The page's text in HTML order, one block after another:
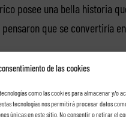
de las cookies
como las cookies para almacenar y/o
tecnologías nos permitirá procesar datos
únicas en este sitio. No consentir o retirar el
posee una bella historia
que se convertiría
aquellas personas que las